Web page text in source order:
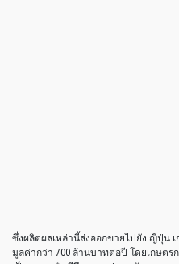
ซึ่งผลิตผลเหล่านี้ส่งออกขายไปยัง ญี่ปุ่น
มูลค่ากว่า 700 ล้านบาทต่อปี โดยเกษตรก